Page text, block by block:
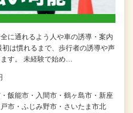
に通れるよう人や車の誘導・案内
は慣れるまで、歩行者の誘導や声
す。 未経験で始め…
飯能市・入間市・鶴ヶ島市・新座
市・ふじみ野市・さいたま市北